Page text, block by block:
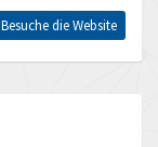
Besuche die Website